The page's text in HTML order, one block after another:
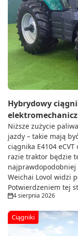
Hybrydowy
Niższe zużycie
jazdy – takie mają
ciągnika E4104
razie traktor będzie
Weichai Lovol widzi
Potwierdzeniem tej
4 sierpnia 2026
Ciągniki